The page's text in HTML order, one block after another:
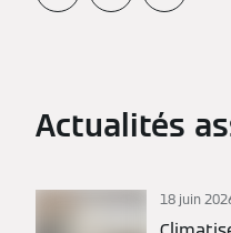
Actualités
18 juin